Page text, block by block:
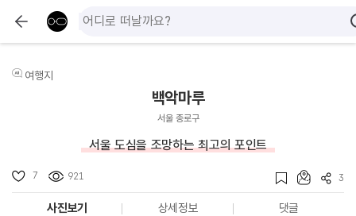
여행지
백악마루
서울 종로구
서울 도심을 조망하는 최고의 포인트
7 921 3
사진보기 상세정보 댓글